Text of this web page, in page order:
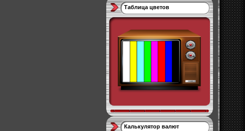
Таблица цветов
Калькулятор валют